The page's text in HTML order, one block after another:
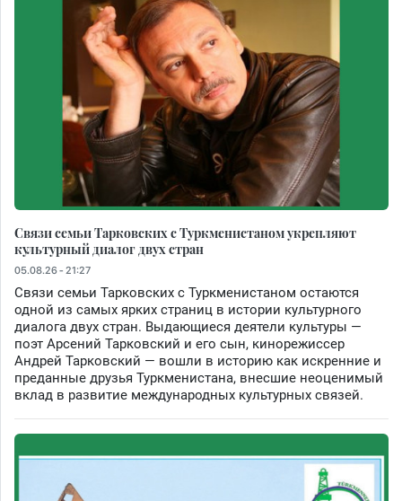
Связи семьи Тарковских с Туркменистаном укрепляют
культурный диалог двух стран
05.08.26 - 21:27
Связи семьи Тарковских с Туркменистаном остаются
одной из самых ярких страниц в истории культурного
диалога двух стран. Выдающиеся деятели культуры —
поэт Арсений Тарковский и его сын, кинорежиссер
Андрей Тарковский — вошли в историю как искренние и
преданные друзья Туркменистана, внесшие неоценимый
вклад в развитие международных культурных связей.